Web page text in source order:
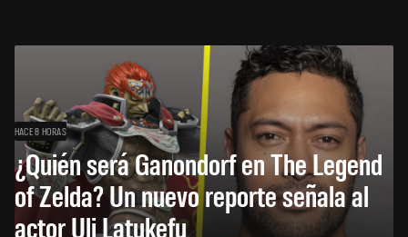
HACE 8 HORAS
¿Quién será Ganondorf en The Legend
of Zelda? Un nuevo reporte señala al
actor Uli Latukefu